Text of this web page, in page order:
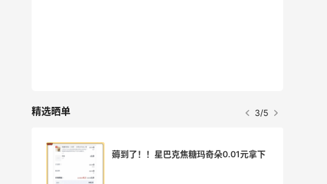
精选晒单 3/5
薅到了！！星巴克焦糖玛奇朵0.01元拿下